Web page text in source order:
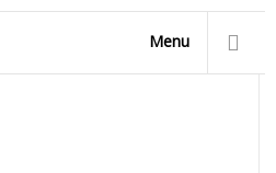
Menu